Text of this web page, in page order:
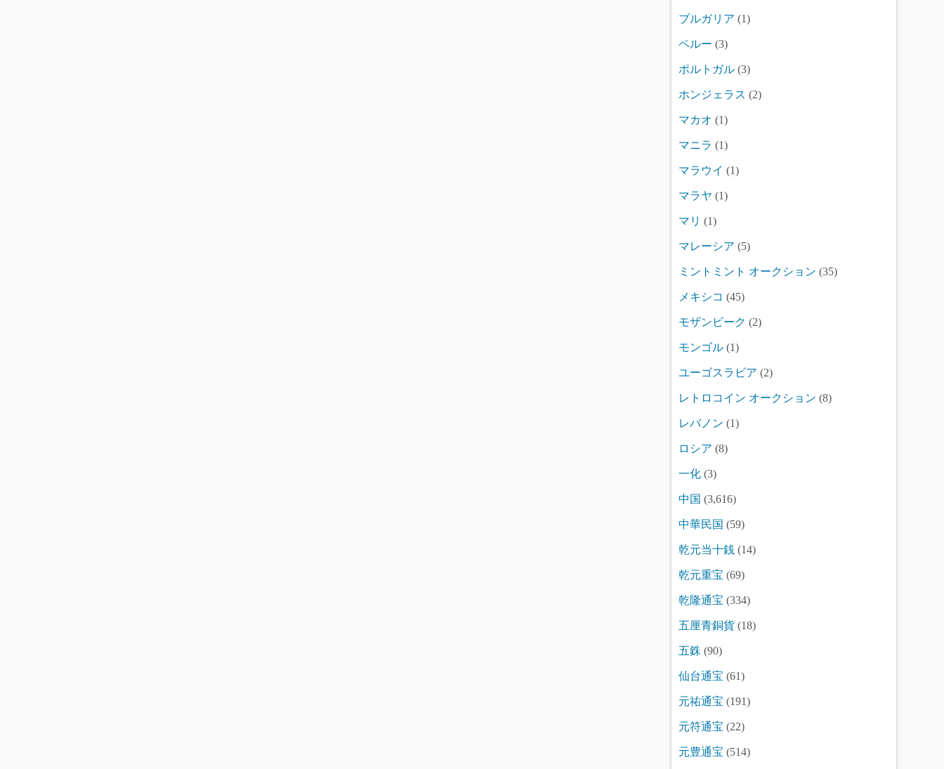
ブルガリア (1)
ペルー (3)
ポルトガル (3)
ホンジェラス (2)
マカオ (1)
マニラ (1)
マラウイ (1)
マラヤ (1)
マリ (1)
マレーシア (5)
ミントミント オークション (35)
メキシコ (45)
モザンビーク (2)
モンゴル (1)
ユーゴスラビア (2)
レトロコイン オークション (8)
レバノン (1)
ロシア (8)
一化 (3)
中国 (3,616)
中華民国 (59)
乾元当十銭 (14)
乾元重宝 (69)
乾隆通宝 (334)
五厘青銅貨 (18)
五銖 (90)
仙台通宝 (61)
元祐通宝 (191)
元符通宝 (22)
元豊通宝 (514)